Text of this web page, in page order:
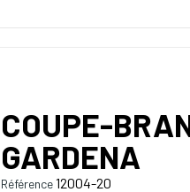
COUPE-
GARDENA
Référence12004-20